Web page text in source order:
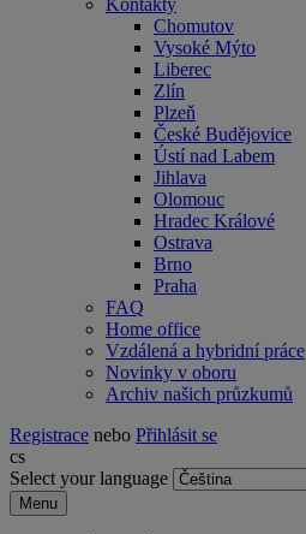
Kontakty
Chomutov
Vysoké Mýto
Liberec
Zlín
Plzeň
České Budějovice
Ústí nad Labem
Jihlava
Olomouc
Hradec Králové
Ostrava
Brno
Praha
FAQ
Home office
Vzdálená a hybridní práce
Novinky v oboru
Archiv našich průzkumů
Registrace nebo Přihlásit se
cs
Select your language
Menu